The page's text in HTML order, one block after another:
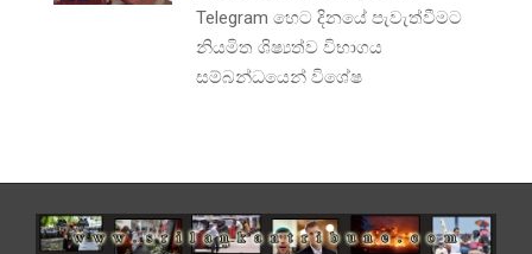
Telegram හෙට දිනයේ පැවැත්වීමට
නියමිත ශිෂ්‍යත්ව විභාගය
සම්බන්ධයෙන් විශේෂ